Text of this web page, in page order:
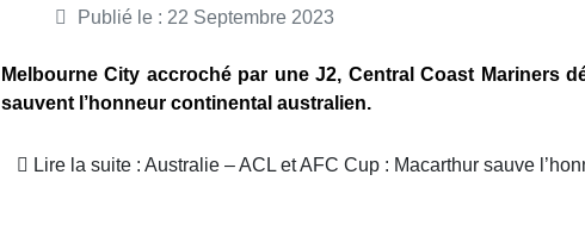
Publié le : 22 Septembre 2023
Melbourne City accroché par une J2, Central Coast Mariners
sauvent l’honneur continental australien.
Lire la suite : Australie – ACL et AFC Cup : Macarthur sauve